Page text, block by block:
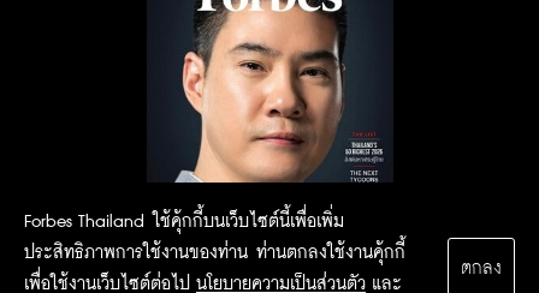
Forbes Thailand ใช้คุ้กกี้บนเว็บไซต์นี้เพื่อเพิ่ม
ประสิทธิภาพการใช้งานของท่าน ท่านตกลงใช้งานคุ้กกี้
เพื่อใช้งานเว็บไซต์ต่อไป นโยบายความเป็นส่วนตัว และ
ตกลง